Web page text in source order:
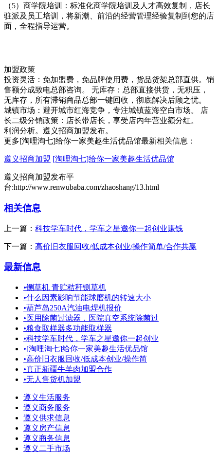
（5）商学院培训：标准化商学院培训及人才高效复制，店长
驻派及员工培训，将新潮、前沿的经营管理经验复制到您的店
面，全程指导运营。
加盟政策
投资灵活：免加盟费，免品牌使用费，货品货架总部直供。销
售额分成致电总部咨询。 无库存：总部直接供货，无积压，
无库存，所有滞销商品总部一键回收，彻底解决后顾之忧。
城镇市场：避开城市红海竞争，专注城镇蓝海空白市场。 店
长二级分销政策：店长带店长，享受店内年营业额分红。
利润分析。遵义招商加盟发布。
更多[淘哩淘七]给你一家美趣生活优品馆最新相关信息：
遵义招商加盟 [淘哩淘七]给你一家美趣生活优品馆
遵义招商加盟发布平
台:http://www.renwubaba.com/zhaoshang/13.html
相关信息
上一篇： 科技学车时代，学车之星邀你一起创业赚钱
下一篇： 高价旧衣服回收/低成本创业/操作简单/合作共赢
最新信息
•铡草机 青贮秸秆铡草机
•什么因素影响节能球磨机的转速大小
•葫芦岛250A汽油电焊机报价
•医用除菌过滤器，医院真空系统除菌过
•粮食取样器多功能取样器
•科技学车时代，学车之星邀你一起创业
•[淘哩淘七]给你一家美趣生活优品馆
•高价旧衣服回收/低成本创业/操作简
•真正新疆牛羊肉加盟合作
•无人售货机加盟
遵义生活服务
遵义商务服务
遵义供求信息
遵义房产信息
遵义商务信息
遵义二手市场